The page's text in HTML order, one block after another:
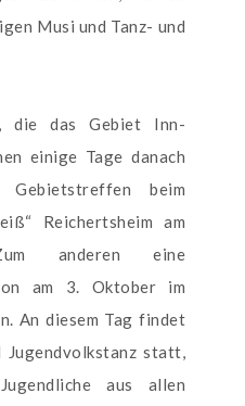
Musi und Tanz- und
die das Gebiet Inn-
einige Tage danach
beim
Reichertsheim am
anderen eine
am 3. Oktober im
An diesem Tag findet
statt,
aus allen